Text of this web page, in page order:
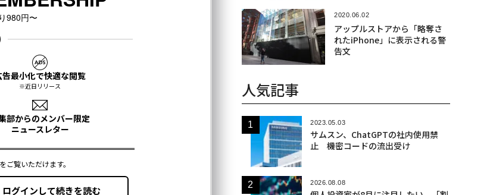
2020.06.02
アップルストアから「略奪さ
れたiPhone」に表示される警
告文
人気記事
2023.05.03
サムスン、ChatGPTの社内使用禁
止 機密コードの流出受け
2026.08.08